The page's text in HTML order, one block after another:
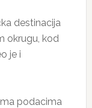
destinacija
okrugu, kod
je i
podacima